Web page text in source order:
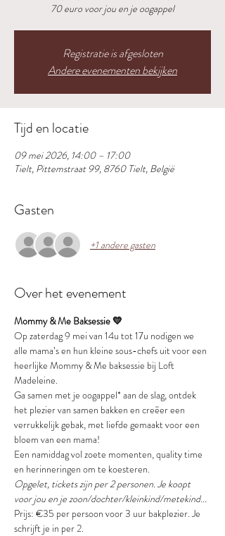
70 euro voor jou en je oogappel
Registratie is afgesloten
Andere evenementen bekijken
Tijd en locatie
09 mei 2026, 14:00 – 17:00
Tielt, Pittemstraat 99, 8760 Tielt, België
Gasten
+1 andere gasten
Over het evenement
Mommy & Me Baksessie 💛
Op zaterdag 9 mei van 14u tot 17u nodigen we
alle mama’s en hun kleine sous-chefs uit voor een
heerlijke Mommy & Me baksessie bij Loft
Madeleine.
Ga samen met je oogappel* aan de slag, ontdek
het plezier van samen bakken en creëer een
verrukkelijk gebak, met liefde gemaakt voor een
bloem van een mama!
Een namiddag vol zoete momenten, quality time
en herinneringen om te koesteren.
Opgelet, tickets zijn per 2 personen. Je koopt
voor jou en je zoon/dochter/kleinkind/metekind...
Prijs: €35 per persoon voor 3 uur bakplezier. Je
schrijft je in per 2.